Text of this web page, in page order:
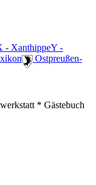
- XanthippeY -
️ Ostpreußen-
* Gästebuch